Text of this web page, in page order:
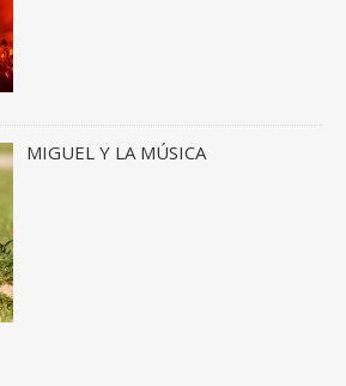
MIGUEL Y LA MÚSICA